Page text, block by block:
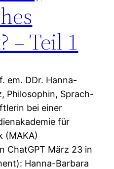
– Teil 1
em. DDr. Hanna-
Philosophin, Sprach-
bei einer
für
(MAKA)
ChatGPT März 23 in
Hanna-Barbara